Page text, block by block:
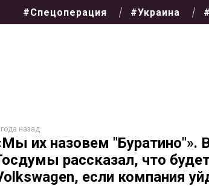
#Спецоперация #Украина
года назад
их назовем "Буратино"».
рассказал, что
если компания